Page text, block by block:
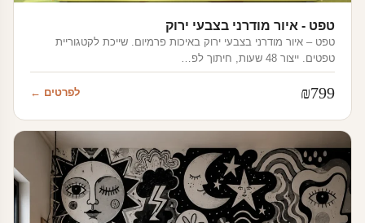
טפט - איור מודרני בצבעי ירוק
טפט – איור מודרני בצבעי ירוק באיכות פרמיום. שייכת לקטגוריית
טפטים. ייצור 48 שעות, חיתוך לפ…
₪799 לפרטים ←